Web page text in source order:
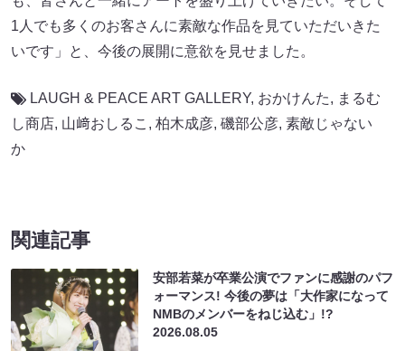
1人でも多くのお客さんに素敵な作品を見ていただいきた
いです」と、今後の展開に意欲を見せました。
LAUGH & PEACE ART GALLERY, おかけんた, まるむ
し商店, 山﨑おしるこ , 柏木成彦, 磯部公彦, 素敵じゃない
か
関連記事
安部若菜が卒業公演でファンに感謝のパフ
ォーマンス! 今後の夢は「大作家になって
NMBのメンバーをねじ込む」!?
2026.08.05